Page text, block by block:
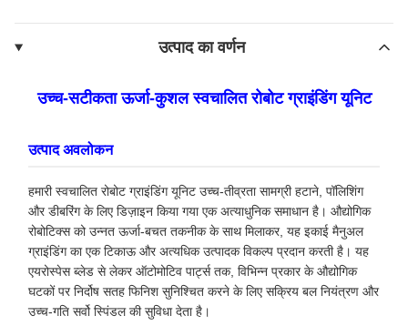
उत्पाद का वर्णन
उच्च-सटीकता ऊर्जा-कुशल स्वचालित रोबोट ग्राइंडिंग यूनिट
उत्पाद अवलोकन
हमारी स्वचालित रोबोट ग्राइंडिंग यूनिट उच्च-तीव्रता सामग्री हटाने, पॉलिशिंग
और डीबरिंग के लिए डिज़ाइन किया गया एक अत्याधुनिक समाधान है। औद्योगिक
रोबोटिक्स को उन्नत ऊर्जा-बचत तकनीक के साथ मिलाकर, यह इकाई मैनुअल
ग्राइंडिंग का एक टिकाऊ और अत्यधिक उत्पादक विकल्प प्रदान करती है। यह
एयरोस्पेस ब्लेड से लेकर ऑटोमोटिव पार्ट्स तक, विभिन्न प्रकार के औद्योगिक
घटकों पर निर्दोष सतह फिनिश सुनिश्चित करने के लिए सक्रिय बल नियंत्रण और
उच्च-गति सर्वो स्पिंडल की सुविधा देता है।